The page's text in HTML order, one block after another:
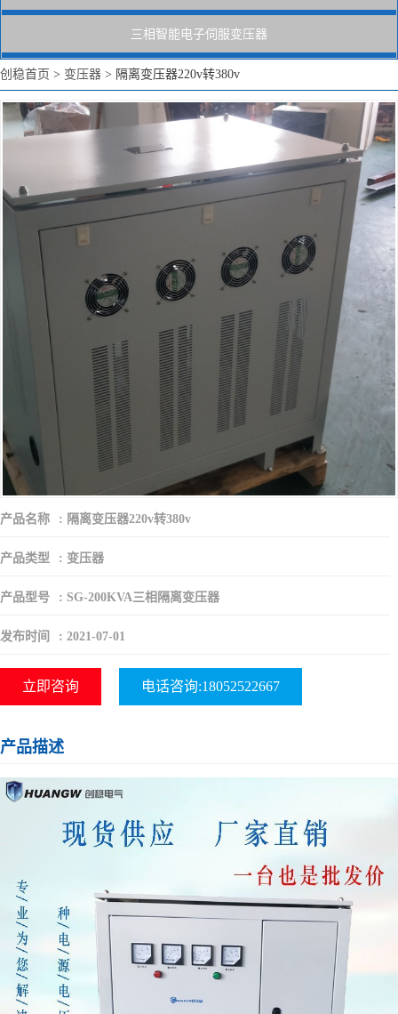
三相智能电子伺服变压器
创稳首页 > 变压器 > 隔离变压器220v转380v
产品名称 : 隔离变压器220v转380v
产品类型 : 变压器
产品型号 : SG-200KVA三相隔离变压器
发布时间 : 2021-07-01
立即咨询 电话咨询:18052522667
产品描述